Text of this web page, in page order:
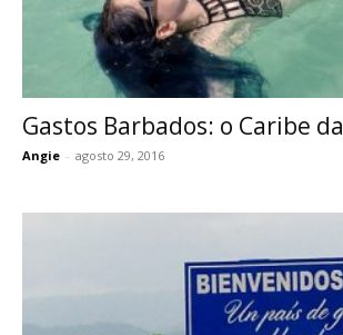
Gastos Barbados: o Caribe
Angie - agosto 29, 2016